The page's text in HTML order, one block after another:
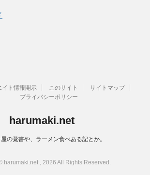
イト情報開示 このサイト
サイトマップ
プライバシーポリシー
harumaki.net
の覚書や、ラーメン食べある記とか。
harumaki.net , 2026 All Rights Reserved.